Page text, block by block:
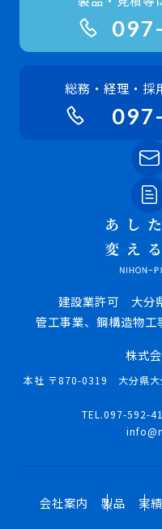
総務・経理・採
建設業許可 大分
管工事業、鋼構造物
株式
本社 〒870-0319 大分県大
TEL.097-592-
会社案内 製品 実績